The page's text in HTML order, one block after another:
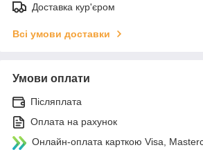
Доставка кур'єром
Всі умови доставки
Умови оплати
Післяплата
Оплата на рахунок
Онлайн-оплата карткою Visa,